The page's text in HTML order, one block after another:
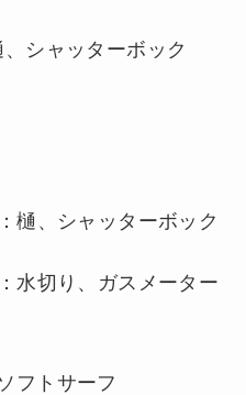
、シャッターボック
：樋、シャッターボック
：水切り、ガスメーター
フトサーフ